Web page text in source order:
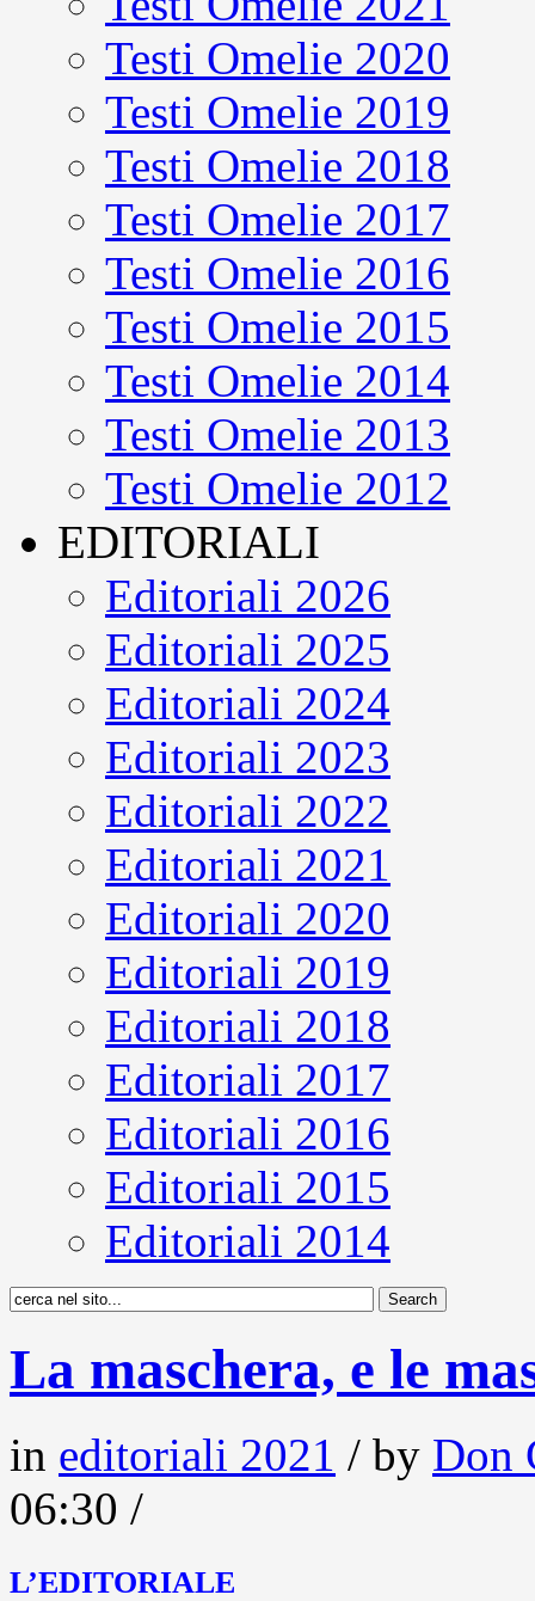
Testi Omelie 2020
Testi Omelie 2019
Testi Omelie 2018
Testi Omelie 2017
Testi Omelie 2016
Testi Omelie 2015
Testi Omelie 2014
Testi Omelie 2013
Testi Omelie 2012
EDITORIALI
Editoriali 2026
Editoriali 2025
Editoriali 2024
Editoriali 2023
Editoriali 2022
Editoriali 2021
Editoriali 2020
Editoriali 2019
Editoriali 2018
Editoriali 2017
Editoriali 2016
Editoriali 2015
Editoriali 2014
La maschera, e le
in editoriali 2021 / by Don
06:30 /
L’EDITORIALE